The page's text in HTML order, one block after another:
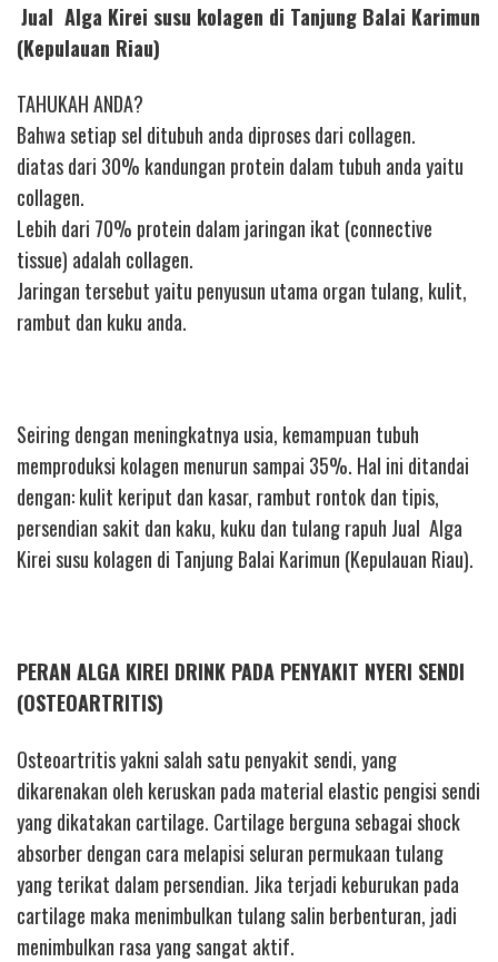
Jual Alga Kirei susu kolagen di Tanjung Balai Karimun
(Kepulauan Riau)
TAHUKAH ANDA?
Bahwa setiap sel ditubuh anda diproses dari collagen.
diatas dari 30% kandungan protein dalam tubuh anda yaitu
collagen.
Lebih dari 70% protein dalam jaringan ikat (connective
tissue) adalah collagen.
Jaringan tersebut yaitu penyusun utama organ tulang, kulit,
rambut dan kuku anda.
Seiring dengan meningkatnya usia, kemampuan tubuh
memproduksi kolagen menurun sampai 35%. Hal ini ditandai
dengan: kulit keriput dan kasar, rambut rontok dan tipis,
persendian sakit dan kaku, kuku dan tulang rapuh Jual Alga
Kirei susu kolagen di Tanjung Balai Karimun (Kepulauan Riau).
PERAN ALGA KIREI DRINK PADA PENYAKIT NYERI SENDI
(OSTEOARTRITIS)
Osteoartritis yakni salah satu penyakit sendi, yang
dikarenakan oleh keruskan pada material elastic pengisi sendi
yang dikatakan cartilage. Cartilage berguna sebagai shock
absorber dengan cara melapisi seluran permukaan tulang
yang terikat dalam persendian. Jika terjadi keburukan pada
cartilage maka menimbulkan tulang salin berbenturan, jadi
menimbulkan rasa yang sangat aktif.